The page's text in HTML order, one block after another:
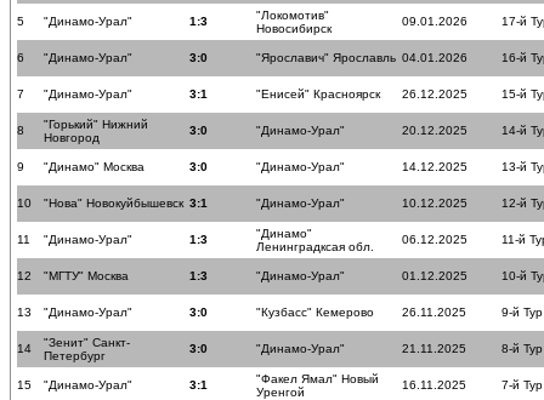
5 "Динамо-Урал" 1:3
"Локомотив"
Новосибирск
09.01.2026 17-й
6 "Динамо-Урал" 3:0 "Ярославич" Ярославль 04.01.2026 16-й
7 "Динамо-Урал" 3:1 "Енисей" Красноярск 26.12.2025 15-й
8
"Горький" Нижний
Новгород
3:0 "Динамо-Урал" 20.12.2025 14-й
9 "Динамо" Москва 3:0 "Динамо-Урал" 14.12.2025 13-й
10 "Нова" Новокуйбышевск 3:1 "Динамо-Урал" 10.12.2025 12-й
11 "Динамо-Урал" 1:3
"Динамо"
Ленинградксая обл.
06.12.2025 11-й
12 "МГТУ" Москва 1:3 "Динамо-Урал" 01.12.2025 10-й
13 "Динамо-Урал" 3:0 "Кузбасс" Кемерово 26.11.2025 9-й Тур
14
"Зенит" Санкт-
Петербург
3:0 "Динамо-Урал" 21.11.2025 8-й Тур
15 "Динамо-Урал" 3:1
"Факел Ямал" Новый
Уренгой
16.11.2025 7-й Тур